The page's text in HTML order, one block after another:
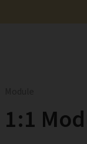
1:1